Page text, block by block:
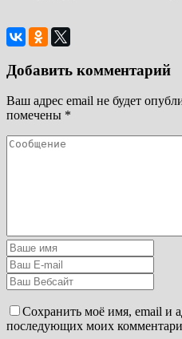
Добавить комментарий
Ваш адрес email не будет
помечены *
Сохранить моё имя, email и
последующих моих